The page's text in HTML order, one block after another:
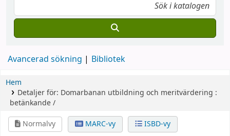
Avancerad sökning Bibliotek
Hem
Detaljer för: Domarbanan utbildning och meritvärdering :
betänkande /
Normalvy
MARC-vy ISBD-vy